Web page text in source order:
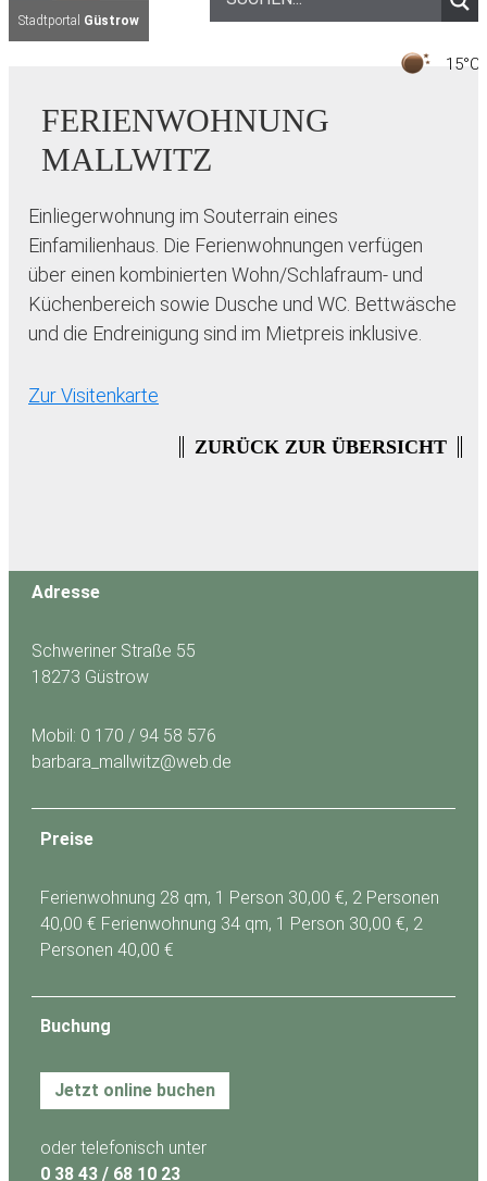
Stadtportal Güstrow
FERIENWOHNUNG
MALLWITZ
Einliegerwohnung im Souterrain eines
Einfamilienhaus. Die Ferienwohnungen verfügen
über einen kombinierten Wohn/Schlafraum- und
Küchenbereich sowie Dusche und WC. Bettwäsche
und die Endreinigung sind im Mietpreis inklusive.
Zur Visitenkarte
ZURÜCK ZUR ÜBERSICHT
Adresse
Schweriner Straße 55
18273 Güstrow
Mobil: 0 170 / 94 58 576
barbara_mallwitz@web.de
Preise
Ferienwohnung 28 qm, 1 Person 30,00 €, 2 Personen
40,00 € Ferienwohnung 34 qm, 1 Person 30,00 €, 2
Personen 40,00 €
Buchung
Jetzt online buchen
oder telefonisch unter
0 38 43 / 68 10 23